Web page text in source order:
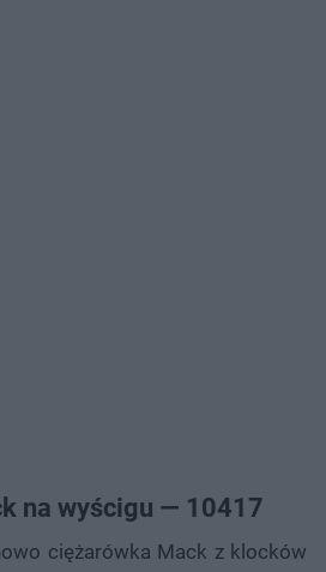
na wyścigu — 10417
ciężarówka Mack z klocków